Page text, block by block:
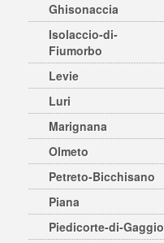
Ghisonaccia
Isolaccio-di-
Fiumorbo
Levie
Luri
Marignana
Olmeto
Petreto-Bicchisano
Piana
Piedicorte-di-Gaggio